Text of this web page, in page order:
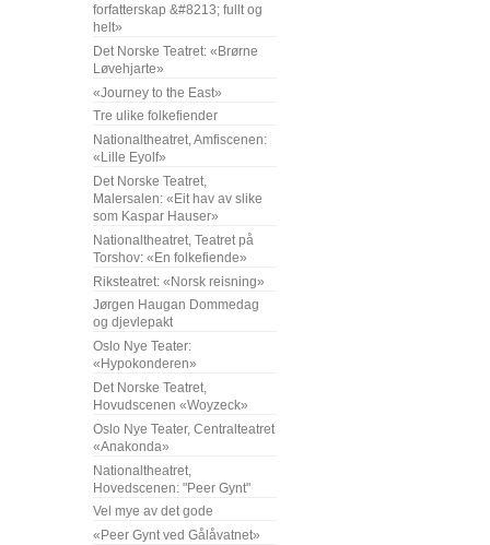
forfatterskap &#8213; fullt og
helt»
Det Norske Teatret: «Brørne
Løvehjarte»
«Journey to the East»
Tre ulike folkefiender
Nationaltheatret, Amfiscenen:
«Lille Eyolf»
Det Norske Teatret,
Malersalen: «Eit hav av slike
som Kaspar Hauser»
Nationaltheatret, Teatret på
Torshov: «En folkefiende»
Riksteatret: «Norsk reisning»
Jørgen Haugan Dommedag
og djevlepakt
Oslo Nye Teater:
«Hypokonderen»
Det Norske Teatret,
Hovudscenen «Woyzeck»
Oslo Nye Teater, Centralteatret
«Anakonda»
Nationaltheatret,
Hovedscenen: "Peer Gynt"
Vel mye av det gode
«Peer Gynt ved Gålåvatnet»